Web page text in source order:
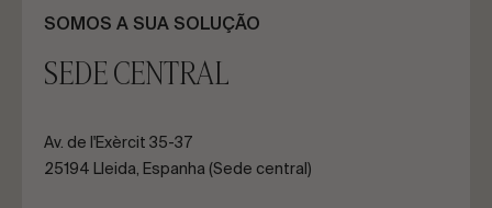
Assessoria e Consultoria
SOMOS A SUA SOLUÇÃO
SEDE CENTRAL
Av. de l'Exèrcit 35-37
25194 Lleida, Espanha (Sede central)